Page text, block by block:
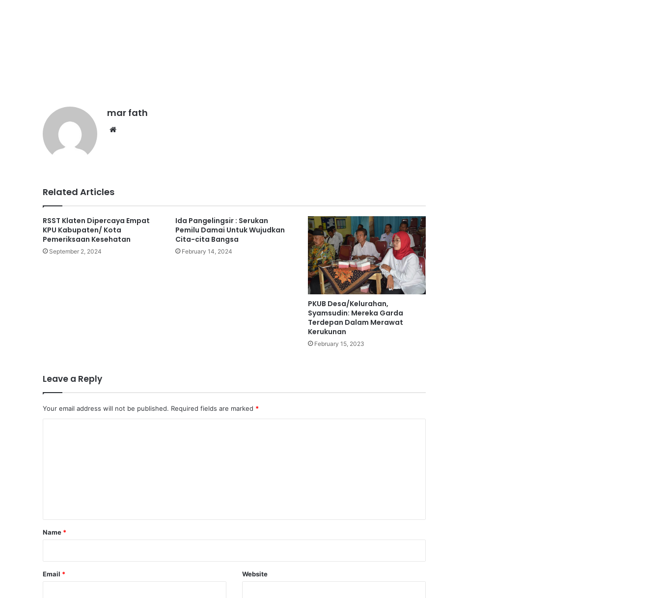
mar fath
Related Articles
RSST Klaten Dipercaya Empat
KPU Kabupaten/ Kota
Pemeriksaan Kesehatan
September 2, 2024
Ida Pangelingsir : Serukan
Pemilu Damai Untuk Wujudkan
Cita-cita Bangsa
February 14, 2024
PKUB Desa/Kelurahan,
Syamsudin: Mereka Garda
Terdepan Dalam Merawat
Kerukunan
February 15, 2023
Leave a Reply
Your email address will not be published. Required fields are marked *
Name *
Email * Website